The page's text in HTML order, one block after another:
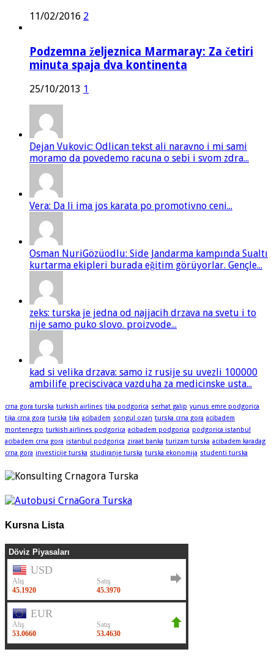
11/02/2016 2
Podzemna željeznica Marmaray: Za četiri
minuta spaja dva kontinenta
25/10/2013 1
Dejan Vukovic: Odlican tekst ali naravno i mi sami
moramo da povedemo racuna o sebi i svom zdra...
Vera: Da li ima jos karata po promotivno ceni...
Osman NuriGözüodlu: Side Jandarma kampında Sualtı
kurtarma ekipleri burada eğitim görüyorlar. Gençle...
zeks: turska je jedna od najjacih drzava na svetu i to
nije samo puko slovo. proizvode...
kad si velika drzava: samo iz rusije su uvezli 100000
ambilife preciscivaca vazduha za medicinske usta...
crna gora turska turkish airlines tika podgorica serhat galip yunus emre podgorica
tika crna gora turska tika acibadem songul ozan turska crna gora acibadem
montenegro turkish airlines podgorica acibadem podgorica podgorica istanbul
acibadem crna gora istanbul podgorica ziraat banka turizam turska acibadem karadag
crna gora investicije turska studiranje turska turska ekonomija studenti turska
Kursna Lista